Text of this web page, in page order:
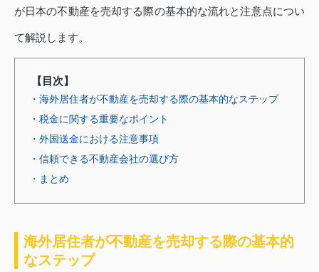
が日本の不動産を売却する際の基本的な流れと注意点につい
て解説します。
【目次】
・海外居住者が不動産を売却する際の基本的なステップ
・税金に関する重要なポイント
・外国送金における注意事項
・信頼できる不動産会社の選び方
・まとめ
海外居住者が不動産を売却する際の基本的
なステップ